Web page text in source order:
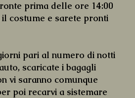
prima delle ore 14:00
costume e sarete pronti
pari al numero di notti
scaricate i bagagli
vi saranno comunque
poi recarvi a sistemare